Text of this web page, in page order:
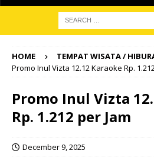
HOME TEMPAT WISATA /
Promo Inul Vizta 12.12 Karaoke Rp.
Promo Inul Vizta
Rp. 1.212 per Jam
December 9, 2025